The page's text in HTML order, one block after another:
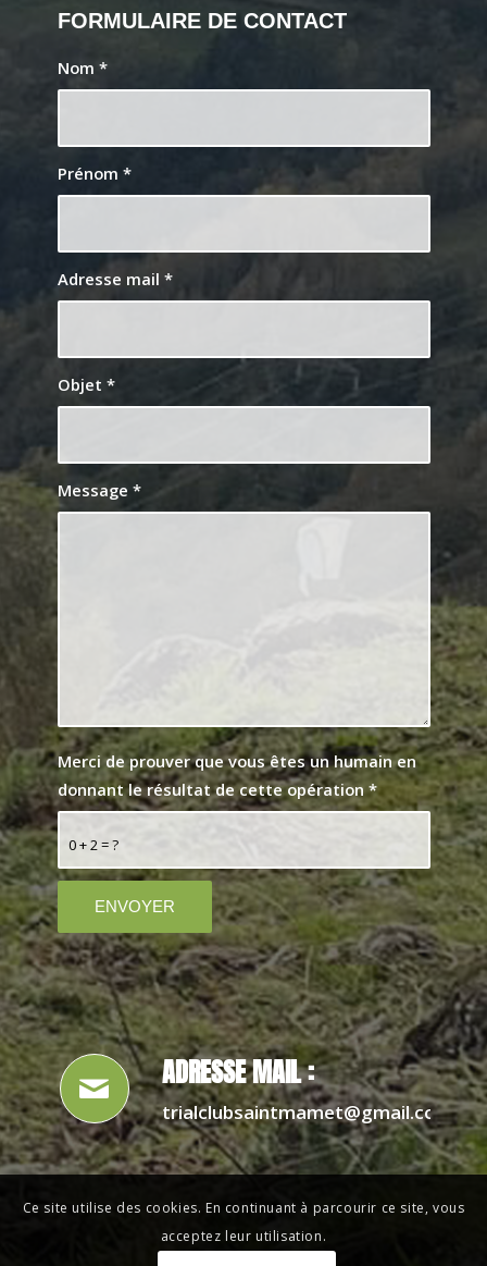
FORMULAIRE DE CONTACT
Nom *
Prénom *
Adresse mail *
Objet *
Message *
0 + 2 = ?
Merci de prouver que vous êtes un humain en
donnant le résultat de cette opération*
ADRESSE MAIL :
trialclubsaintmamet@gmail.com
Ce site utilise des cookies. En continuant à parcourir ce site, vous
acceptez leur utilisation.